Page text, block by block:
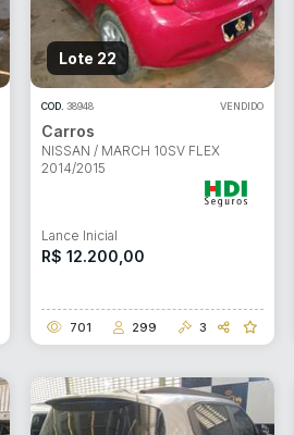
Lote 22
COD. 38948 VENDIDO
Carros
NISSAN / MARCH 10SV FLEX
2014/2015
Lance Inicial
R$ 12.200,00
701 299 3